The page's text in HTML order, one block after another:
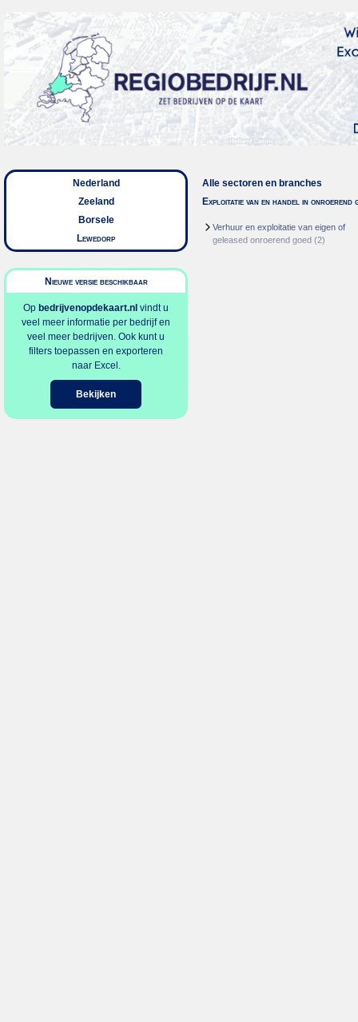
Nederland
Zeeland
Borsele
Lewedorp
Nieuwe versie beschikbaar
Op bedrijvenopdekaart.nl vindt u
veel meer informatie per bedrijf en
veel meer bedrijven. Ook kunt u
filters toepassen en exporteren
naar Excel.
Bekijken
Alle sectoren en branches
Exploitatie van en handel in onroerend
Verhuur en exploitatie van eigen of
geleased onroerend goed (2)